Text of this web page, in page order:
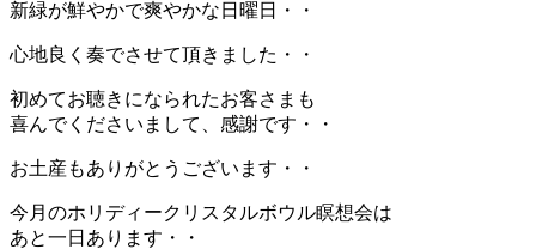
新緑が鮮やかで爽やかな日曜日・・
心地良く奏でさせて頂きました・・
初めてお聴きになられたお客さまも
喜んでくださいまして、感謝です・・
お土産もありがとうございます・・
今月のホリディークリスタルボウル瞑想会は
あと一日あります・・